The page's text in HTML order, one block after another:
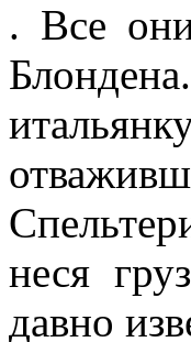
. Все
неся
давно